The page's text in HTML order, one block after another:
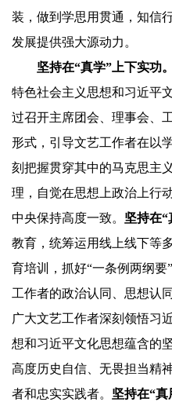
装，做到学思用贯通，知信
发展提供强大源动力。
坚持在“真学”上下实功。
特色社会主义思想和习近平
过召开主席团会、理事会、
形式，引导文艺工作者在以
刻把握贯穿其中的马克思主
理，自觉在思想上政治上行
中央保持高度一致。 坚持在“
教育，统筹运用线上线下等
育培训，抓好“一条例两纲
工作者的政治认同、思想认
广大文艺工作者深刻领悟习
想和习近平文化思想蕴含的
高度历史自信、无畏担当精
者和忠实实践者。 坚持在“真